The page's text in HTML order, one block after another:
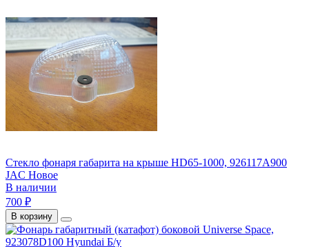
Стекло фонаря габарита на крыше HD65-1000, 926117A900
JAC Новое
В наличии
700 ₽
В корзину